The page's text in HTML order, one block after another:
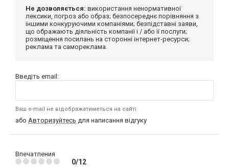
Не дозволяється: використання ненормативної
лексики, погроз або образ; безпосереднє порівняння з
іншими конкуруючими компаніями; безпідставні заяви,
що ображають діяльність компанії і / або її послуги;
розміщення посилань на сторонні інтернет-ресурси;
реклама та самореклама.
Введіть email:
Ваш e-mail не відображатиметься на сайті
або Авторизуйтесь для написання відгуку
Впечатления
0/12